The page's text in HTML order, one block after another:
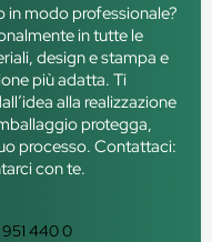
in modo professionale?
in tutte le
design e stampa e
più adatta. Ti
alla realizzazione
protegga,
processo. Contattaci:
con te.
951 440 0